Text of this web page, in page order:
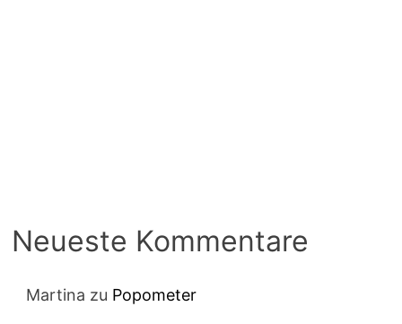
Neueste Kommentare
Martina zu Popometer